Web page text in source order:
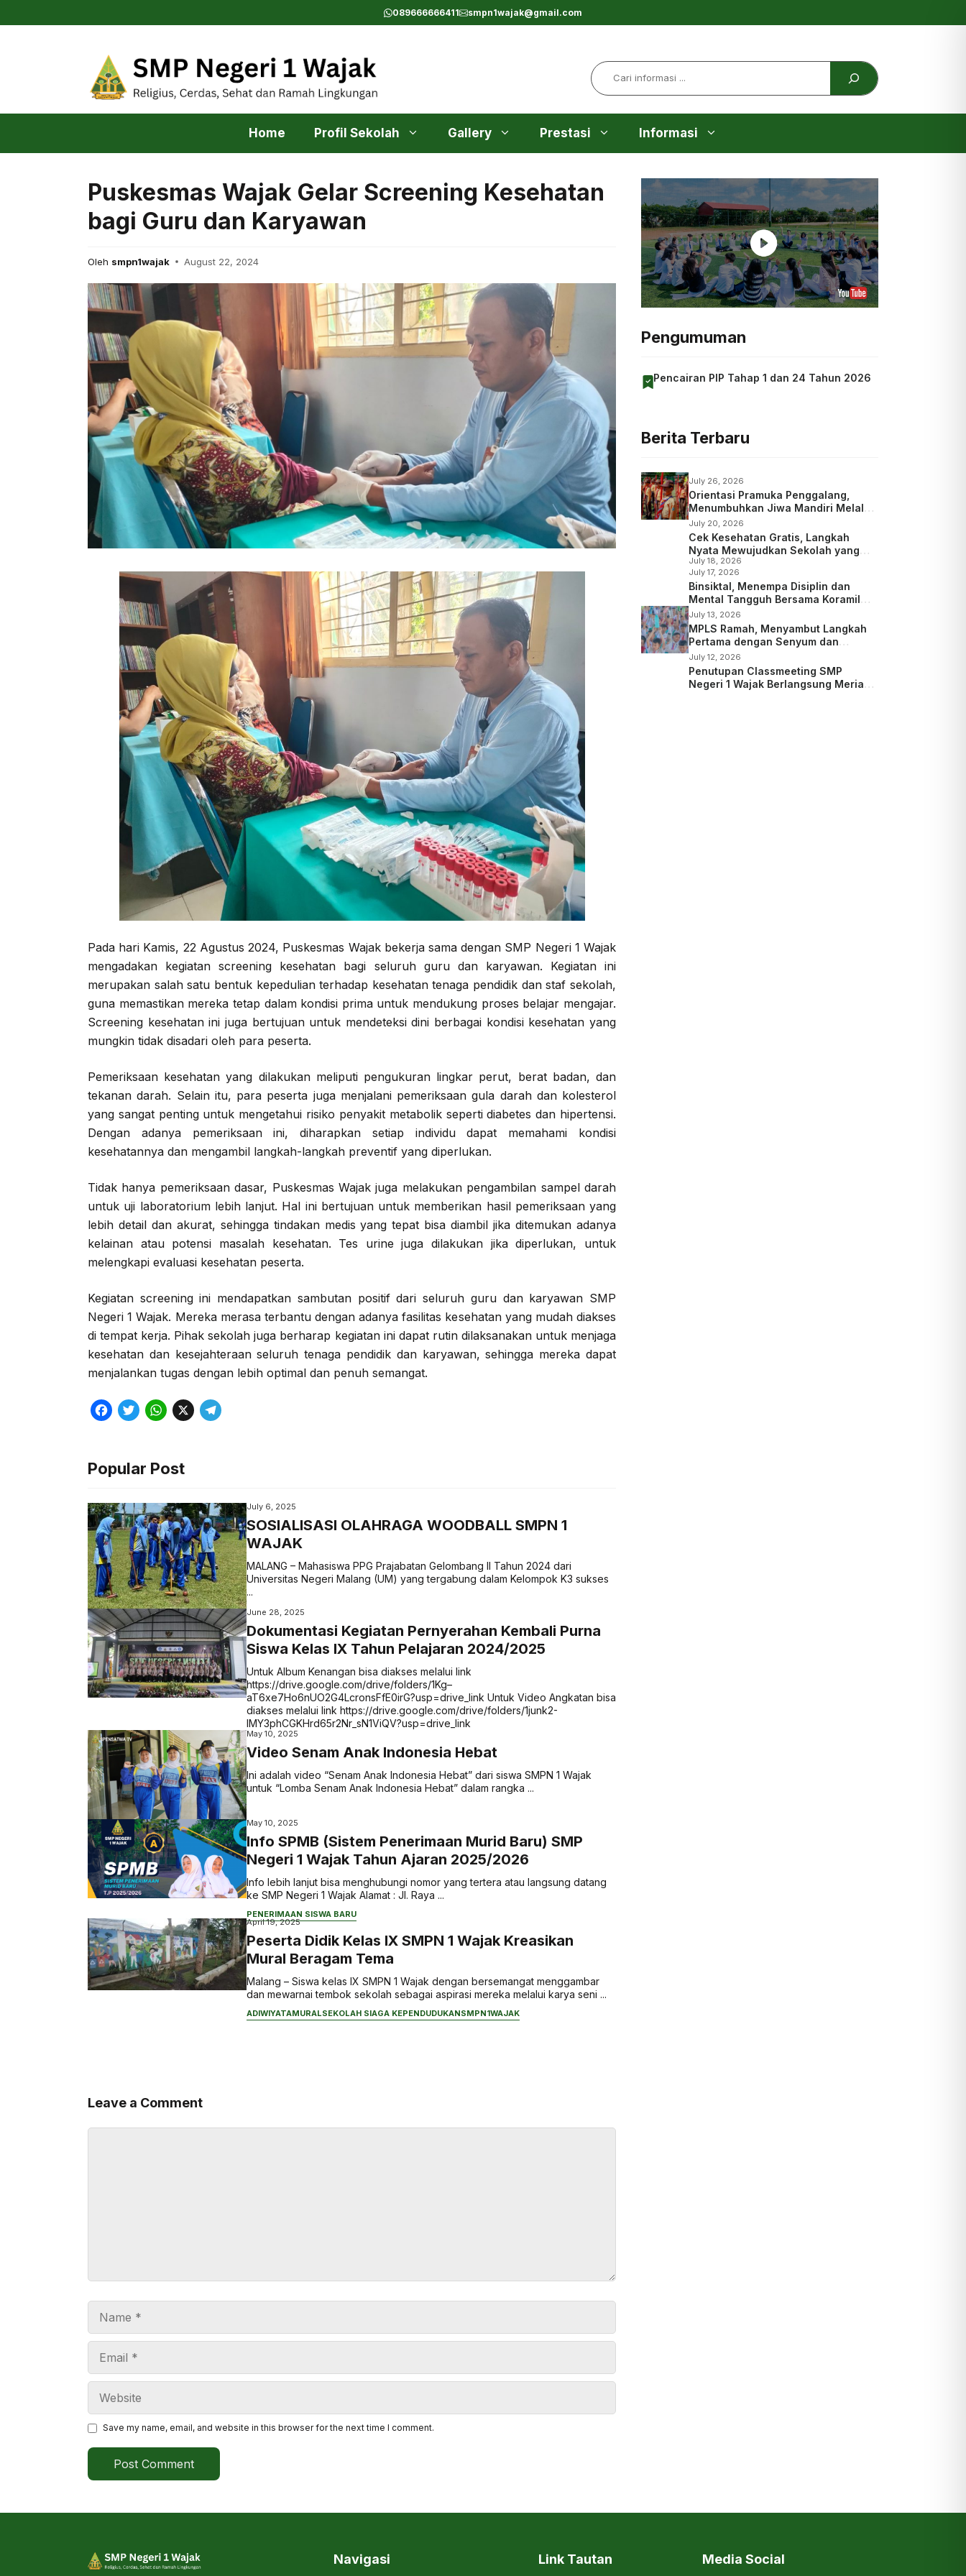
to
089666666411 smpn1wajak@gmail.com
Search
Home Profil Sekolah Gallery Prestasi Informasi
Puskesmas Wajak Gelar Screening Kesehatan
bagi Guru dan Karyawan
Oleh smpn1wajak August 22, 2024
Pada hari Kamis, 22 Agustus 2024, Puskesmas Wajak bekerja sama dengan SMP Negeri 1 Wajak
mengadakan kegiatan screening kesehatan bagi seluruh guru dan karyawan. Kegiatan ini
merupakan salah satu bentuk kepedulian terhadap kesehatan tenaga pendidik dan staf sekolah,
guna memastikan mereka tetap dalam kondisi prima untuk mendukung proses belajar mengajar.
Screening kesehatan ini juga bertujuan untuk mendeteksi dini berbagai kondisi kesehatan yang
mungkin tidak disadari oleh para peserta.
Pemeriksaan kesehatan yang dilakukan meliputi pengukuran lingkar perut, berat badan, dan
tekanan darah. Selain itu, para peserta juga menjalani pemeriksaan gula darah dan kolesterol
yang sangat penting untuk mengetahui risiko penyakit metabolik seperti diabetes dan hipertensi.
Dengan adanya pemeriksaan ini, diharapkan setiap individu dapat memahami kondisi
kesehatannya dan mengambil langkah-langkah preventif yang diperlukan.
Tidak hanya pemeriksaan dasar, Puskesmas Wajak juga melakukan pengambilan sampel darah
untuk uji laboratorium lebih lanjut. Hal ini bertujuan untuk memberikan hasil pemeriksaan yang
lebih detail dan akurat, sehingga tindakan medis yang tepat bisa diambil jika ditemukan adanya
kelainan atau potensi masalah kesehatan. Tes urine juga dilakukan jika diperlukan, untuk
melengkapi evaluasi kesehatan peserta.
Kegiatan screening ini mendapatkan sambutan positif dari seluruh guru dan karyawan SMP
Negeri 1 Wajak. Mereka merasa terbantu dengan adanya fasilitas kesehatan yang mudah diakses
di tempat kerja. Pihak sekolah juga berharap kegiatan ini dapat rutin dilaksanakan untuk menjaga
kesehatan dan kesejahteraan seluruh tenaga pendidik dan karyawan, sehingga mereka dapat
menjalankan tugas dengan lebih optimal dan penuh semangat.
F
e
b
o
o
k
T
t
t
e
r
W
t
s
A
p
p
X
T
g
r
a
m
Popular Post
July 6, 2025
SOSIALISASI OLAHRAGA WOODBALL SMPN 1
WAJAK
MALANG – Mahasiswa PPG Prajabatan Gelombang II Tahun 2024 dari
Universitas Negeri Malang (UM) yang tergabung dalam Kelompok K3 sukses
...
June 28, 2025
Dokumentasi Kegiatan Pernyerahan Kembali Purna
Siswa Kelas IX Tahun Pelajaran 2024/2025
Untuk Album Kenangan bisa diakses melalui link
https://drive.google.com/drive/folders/1Kg–
aT6xe7Ho6nUO2G4LcronsFfE0irG?usp=drive_link Untuk Video Angkatan bisa
diakses melalui link https://drive.google.com/drive/folders/1junk2-
IMY3phCGKHrd65r2Nr_sN1ViQV?usp=drive_link
May 10, 2025
Video Senam Anak Indonesia Hebat
Ini adalah video “Senam Anak Indonesia Hebat” dari siswa SMPN 1 Wajak
untuk “Lomba Senam Anak Indonesia Hebat” dalam rangka ...
May 10, 2025
Info SPMB (Sistem Penerimaan Murid Baru) SMP
Negeri 1 Wajak Tahun Ajaran 2025/2026
Info lebih lanjut bisa menghubungi nomor yang tertera atau langsung datang
ke SMP Negeri 1 Wajak Alamat : Jl. Raya ...
PENERIMAAN SISWA BARU
April 19, 2025
Peserta Didik Kelas IX SMPN 1 Wajak Kreasikan
Mural Beragam Tema
Malang – Siswa kelas IX SMPN 1 Wajak dengan bersemangat menggambar
dan mewarnai tembok sekolah sebagai aspirasi mereka melalui karya seni ...
ADIWIYATAMURALSEKOLAH SIAGA KEPENDUDUKANSMPN1WAJAK
Leave a Comment
Save my name, email, and website in this browser for the next time I comment.
Pengumuman
Pencairan PIP Tahap 1 dan 24 Tahun 2026
Berita Terbaru
July 26, 2026
Orientasi Pramuka Penggalang,
Menumbuhkan Jiwa Mandiri Melalui
Kepramukaan
July 20, 2026
Cek Kesehatan Gratis, Langkah
Nyata Mewujudkan Sekolah yang
Peduli Kesehatan
July 18, 2026
July 17, 2026
Binsiktal, Menempa Disiplin dan
Mental Tangguh Bersama Koramil
Wajak
July 13, 2026
MPLS Ramah, Menyambut Langkah
Pertama dengan Senyum dan
Kepedulian
July 12, 2026
Penutupan Classmeeting SMP
Negeri 1 Wajak Berlangsung Meriah,
Navigasi Link Tautan Media Social